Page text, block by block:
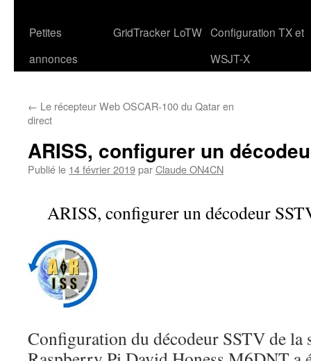
Petites
annonces
GridTracker LoTW Configuration TX et
WSJT-X
← Le récepteur Web OSCAR-100 du Qatar en
direct
ARISS, configurer un
Publié le 14 février 2019parClaude ON4CN
ARISS, configurer un décodeur
Configuration du décodeur SSTV de la